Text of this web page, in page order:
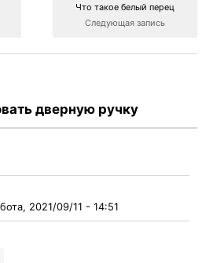
Что такое белый перец
Следующая запись
дверную ручку
2021/09/11 - 14:51